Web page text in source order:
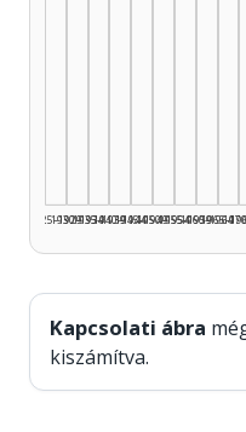
1925–1929
1930–1934
1935–1939
1940–1944
1945–1949
1950–1954
1955–1959
1960–1964
Kapcsolati ábra
kiszámítva.